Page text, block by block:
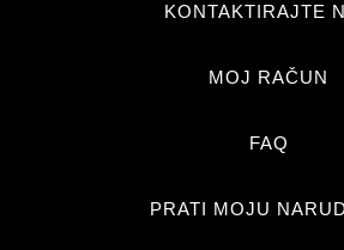
KONTAKTIRAJTE
MOJ RAČUN
FAQ
PRATI MOJU